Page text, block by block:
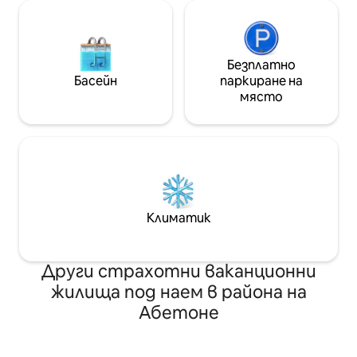
Басейн
Безплатно
паркиране на
място
Климатик
Други страхотни ваканционни
жилища под наем в района на
Абетоне